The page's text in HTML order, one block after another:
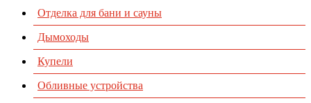
Отделка для бани и сауны
Дымоходы
Купели
Обливные устройства